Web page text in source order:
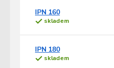
IPN 160
skladem
IPN 180
skladem